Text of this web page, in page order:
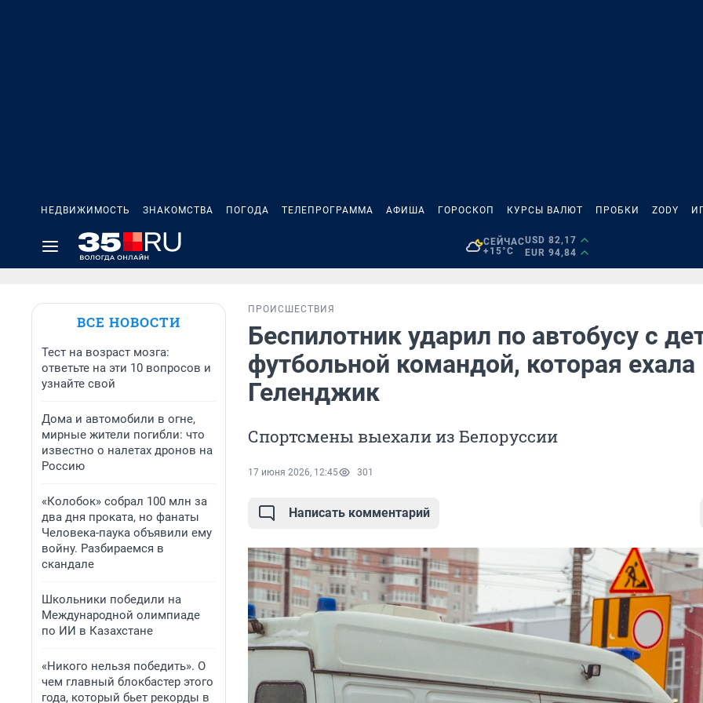
НЕДВИЖИМОСТЬ ЗНАКОМСТВА ПОГОДА ТЕЛЕПРОГРАММА АФИША ГОРОСКОП КУРСЫ ВАЛЮТ ПРОБКИ ZODY
СЕЙЧАС
+15°C
USD 82,17
EUR 94,84
ВСЕ НОВОСТИ
Тест на возраст мозга:
ответьте на эти 10 вопросов и
узнайте свой
Дома и автомобили в огне,
мирные жители погибли: что
известно о налетах дронов на
Россию
«Колобок» собрал 100 млн за
два дня проката, но фанаты
Человека-паука объявили ему
войну. Разбираемся в
скандале
Школьники победили на
Международной олимпиаде
по ИИ в Казахстане
«Никого нельзя победить». О
чем главный блокбастер этого
года, который бьет рекорды в
ПРОИСШЕСТВИЯ
Беспилотник ударил по автобусу с
футбольной командой, которая ехала
Геленджик
Спортсмены выехали из Белоруссии
17 июня 2026, 12:45 301
Написать комментарий